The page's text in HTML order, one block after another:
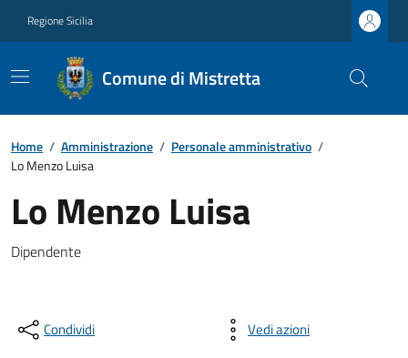
Regione Sicilia
Comune di Mistretta
Home / Amministrazione / Personale amministrativo /
Lo Menzo Luisa
Lo Menzo Luisa
Dipendente
Condividi Vedi azioni